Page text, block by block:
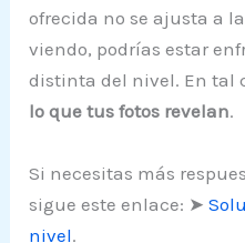
ofrecida no se ajusta a
viendo, podrías estar
distinta del nivel. En tal
lo que tus fotos revelan.
Si necesitas más
sigue este enlace: ➤
nivel.